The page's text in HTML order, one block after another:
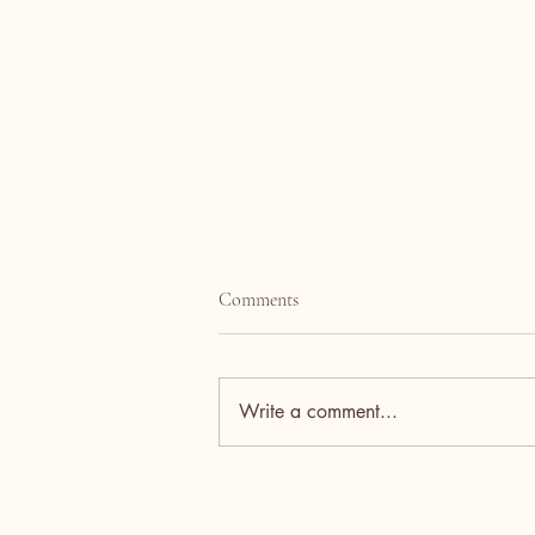
🌡️ Waarom de
De temperatuur van een hond
loopt vaak flink op tijdens
Comments
Write a comment...